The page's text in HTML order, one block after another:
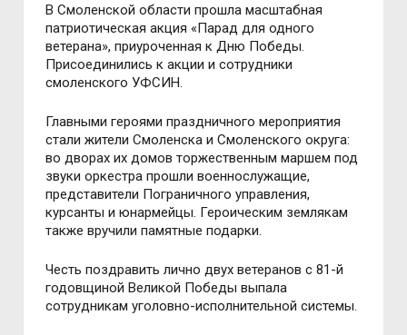
В Смоленской области прошла масштабная
патриотическая акция «Парад для одного
ветерана», приуроченная к Дню Победы.
Присоединились к акции и сотрудники
смоленского УФСИН.
Главными героями праздничного мероприятия
стали жители Смоленска и Смоленского округа:
во дворах их домов торжественным маршем под
звуки оркестра прошли военнослужащие,
представители Пограничного управления,
курсанты и юнармейцы. Героическим землякам
также вручили памятные подарки.
Честь поздравить лично двух ветеранов с 81-й
годовщиной Великой Победы выпала
сотрудникам уголовно-исполнительной системы.